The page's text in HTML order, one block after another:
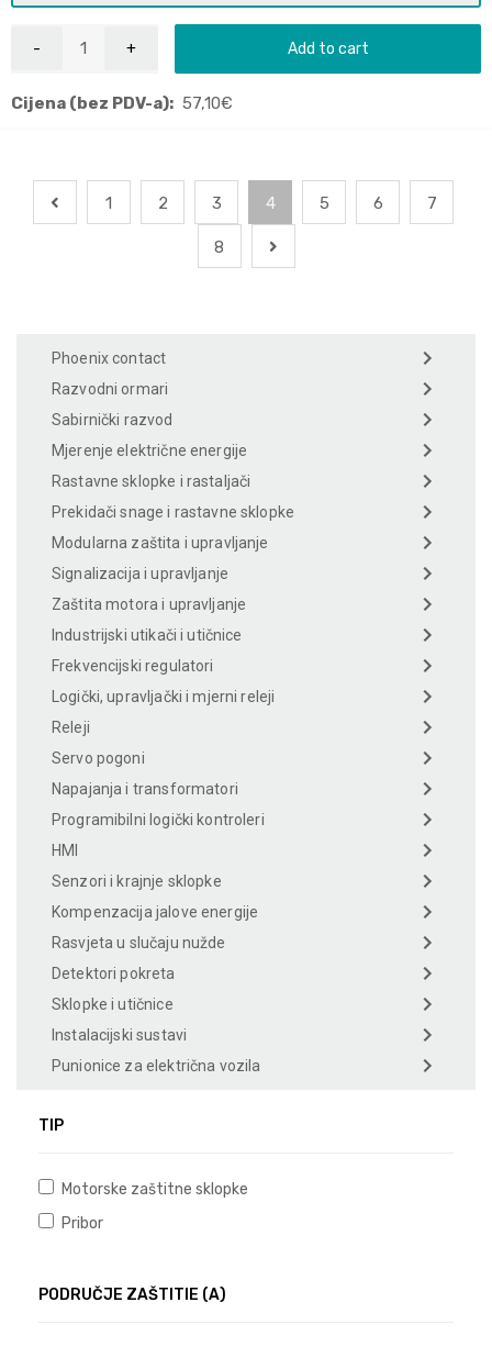
Add to cart
Cijena (bez PDV-a): 57,10€
1 2 3 4 5 6 7
8
Phoenix contact
Razvodni ormari
Sabirnički razvod
Mjerenje električne energije
Rastavne sklopke i rastaljači
Prekidači snage i rastavne sklopke
Modularna zaštita i upravljanje
Signalizacija i upravljanje
Zaštita motora i upravljanje
Industrijski utikači i utičnice
Frekvencijski regulatori
Logički, upravljački i mjerni releji
Releji
Servo pogoni
Napajanja i transformatori
Programibilni logički kontroleri
HMI
Senzori i krajnje sklopke
Kompenzacija jalove energije
Rasvjeta u slučaju nužde
Detektori pokreta
Sklopke i utičnice
Instalacijski sustavi
Punionice za električna vozila
TIP
Motorske zaštitne sklopke
Pribor
PODRUČJE ZAŠTITIE (A)